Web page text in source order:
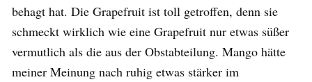
behagt hat. Die Grapefruit ist toll getroffen, denn sie
schmeckt wirklich wie eine Grapefruit nur etwas süßer
vermutlich als die aus der Obstabteilung. Mango hätte
meiner Meinung nach ruhig etwas stärker im